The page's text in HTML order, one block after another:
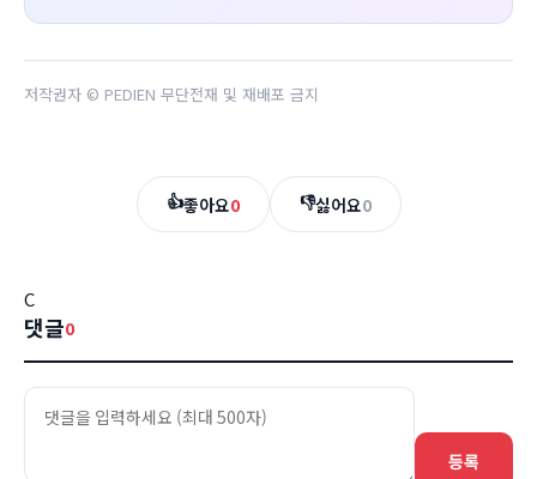
저작권자 © PEDIEN 무단전재 및 재배포 금지
👍좋아요0 👎싫어요0
C
댓글0
등록